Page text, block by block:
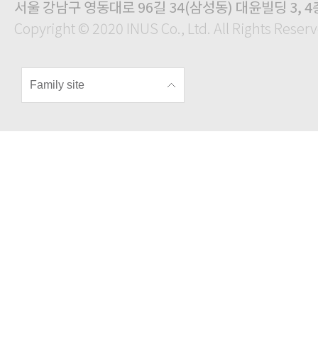
서울 강남구 영동대로 96길 34(삼성동) 대윤빌딩 3, 4
Copyright © 2020 INUS Co., Ltd. All Rights
Family site